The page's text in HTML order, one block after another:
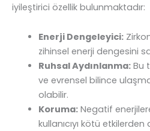
iyileştirici özellik bulunmaktadır:
Enerji Dengeleyici:
zihinsel enerji dengesini
Ruhsal Aydınlanma:Bu
ve evrensel bilince
olabilir.
Koruma:Negatif
kullanıcıyı kötü etkilerden